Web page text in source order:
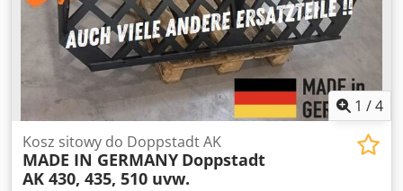
1 /4
Kosz sitowy do Doppstadt AK
MADE IN GERMANY Doppstadt
AK 430, 435, 510 uvw.